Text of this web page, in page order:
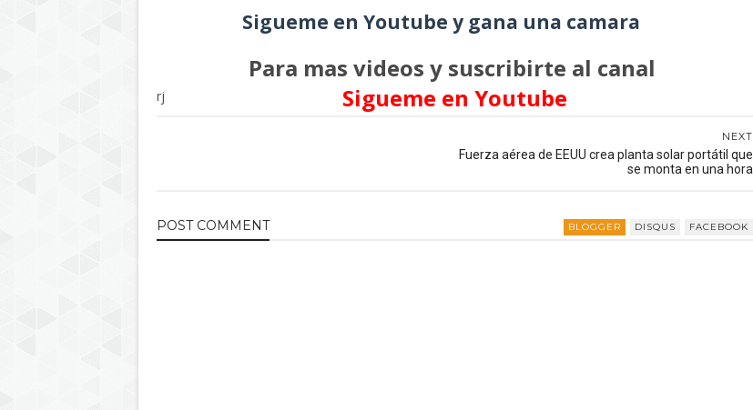
Sigueme en Youtube y gana una camara
Para mas videos y suscribirte al canal
Sigueme en Youtube
rj
NEXT
Fuerza aérea de EEUU crea planta solar portátil que
se monta en una hora
POST COMMENT BLOGGER DISQUS FACEBOOK